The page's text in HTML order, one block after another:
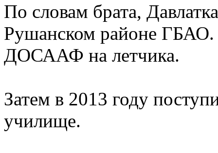
По словам брата,
Рушанском районе ГБАО.
ДОСААФ на летчика.
Затем в 2013 году
училище.